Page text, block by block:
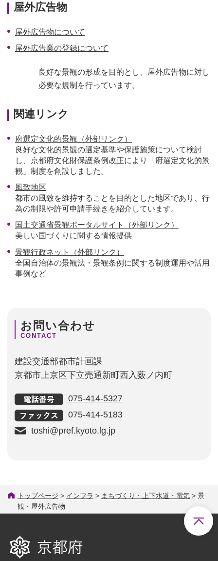
屋外広告物
屋外広告物について
屋外広告業の登録について
良好な景観の形成を目的とし、屋外広告物に対し
必要な規制を行っています。
関連リンク
府選定文化的景観（外部リンク）
良好な文化的景観の選定基準や保護施策について検討
し、京都府文化財保護条例改正により「府選定文化的景
観」制度を創設しました。
風致地区
都市の風致を維持することを目的とした地区であり、行
為の制限や許可申請手続きを紹介しています。
国土交通省景観ポータルサイト（外部リンク）
美しい国づくりに関する情報提供
景観行政ネット（外部リンク）
全国自治体の景観法・景観条例に関する制度運用や活用
事例など
お問い合わせ
CONTACT
建設交通部都市計画課
京都市上京区下立売通新町西入薮ノ内町
075-414-5327
075-414-5183
toshi@pref.kyoto.lg.jp
トップページ > インフラ > まちづくり・上下水道・電気 > 景
観・屋外広告物
京都府